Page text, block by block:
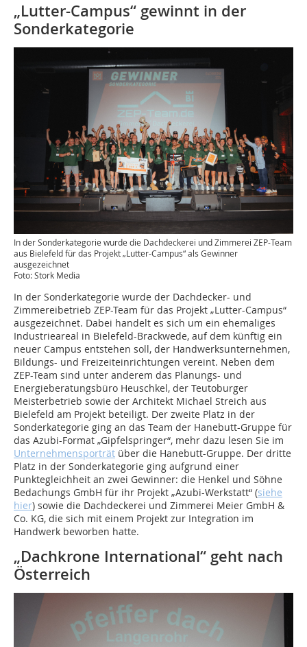
„Lutter-Campus“ gewinnt in der
Sonderkategorie
In der Sonderkategorie wurde die Dachdeckerei und Zimmerei ZEP-Team
aus Bielefeld für das Projekt „Lutter-Campus“ als Gewinner
ausgezeichnet
Foto: Stork Media
In der Sonderkategorie wurde der Dachdecker- und
Zimmereibetrieb ZEP-Team für das Projekt „Lutter-Campus“
ausgezeichnet. Dabei handelt es sich um ein ehemaliges
Industrieareal in Bielefeld-Brackwede, auf dem künftig ein
neuer Campus entstehen soll, der Handwerksunternehmen,
Bildungs- und Freizeiteinrichtungen vereint. Neben dem
ZEP-Team sind unter anderem das Planungs- und
Energieberatungsbüro Heuschkel, der Teutoburger
Meisterbetrieb sowie der Architekt Michael Streich aus
Bielefeld am Projekt beteiligt. Der zweite Platz in der
Sonderkategorie ging an das Team der Hanebutt-Gruppe für
das Azubi-Format „Gipfelspringer“, mehr dazu lesen Sie im
Unternehmensporträt über die Hanebutt-Gruppe. Der dritte
Platz in der Sonderkategorie ging aufgrund einer
Punktegleichheit an zwei Gewinner: die Henkel und Söhne
Bedachungs GmbH für ihr Projekt „Azubi-Werkstatt“ (siehe
hier) sowie die Dachdeckerei und Zimmerei Meier GmbH &
Co. KG, die sich mit einem Projekt zur Integration im
Handwerk beworben hatte.
„Dachkrone International“ geht nach
Österreich